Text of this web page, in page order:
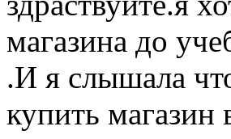
магазина до
.И я слышала
купить магазин